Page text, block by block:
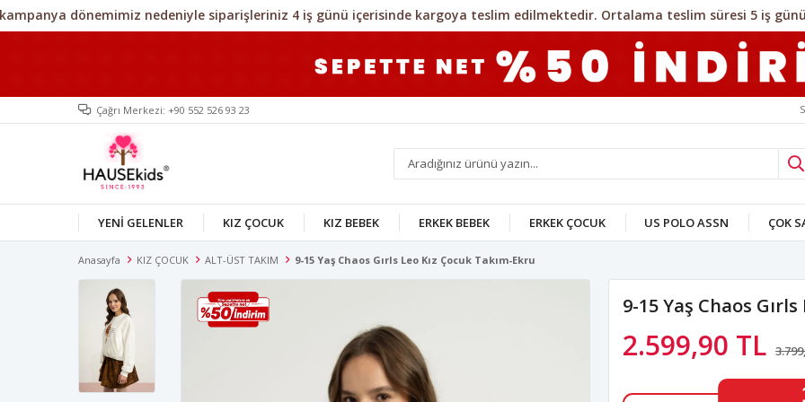
Çağrı Merkezi: +90 552 526 93 23
YENİ GELENLER KIZ ÇOCUK KIZ BEBEK ERKEK BEBEK ERKEK ÇOCUK US POLO ASSN ÇOK
Anasayfa KIZ ÇOCUK ALT-ÜST TAKIM 9-15 Yaş Chaos Gırls Leo Kız Çocuk Takım-Ekru
9-15 Yaş Chaos
2.599,90 TL